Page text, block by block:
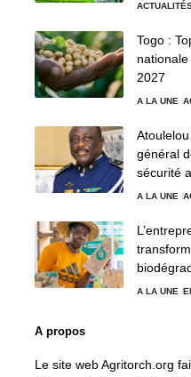
Togo :
2027
A LA UNE
général
sécurité
A LA UNE
A LA UNE
A propos
Le site web Agritorch.org